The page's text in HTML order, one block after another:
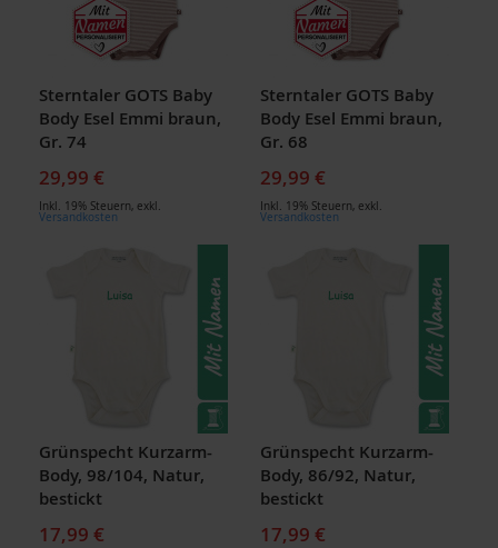
Sterntaler GOTS Baby
Body Esel Emmi braun,
Gr. 74
29,99 €
Inkl. 19% Steuern, exkl.
Versandkosten
Sterntaler GOTS Baby
Body Esel Emmi braun,
Gr. 68
29,99 €
Inkl. 19% Steuern, exkl.
Versandkosten
Grünspecht Kurzarm-
Body, 98/104, Natur,
bestickt
17,99 €
Grünspecht Kurzarm-
Body, 86/92, Natur,
bestickt
17,99 €